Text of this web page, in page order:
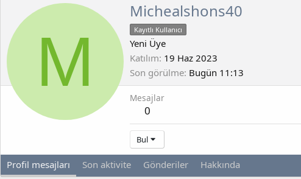
M
Michealshons40
Kayıtlı Kullanıcı
Yeni Üye
Katılım 19 Haz 2023
Son görülme Bugün 11:13
Mesajlar
0
Bul
Profil mesajları Son aktivite Gönderiler Hakkında